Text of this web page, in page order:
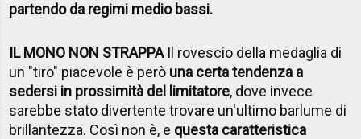
partendo da regimi medio bassi.
IL MONO NON STRAPPAIl rovescio della medaglia di
un "tiro" piacevole è però una certa tendenza a
sedersi in prossimità del limitatore, dove invece
sarebbe stato divertente trovare un'ultimo barlume di
brillantezza. Così non è, e questa caratteristica